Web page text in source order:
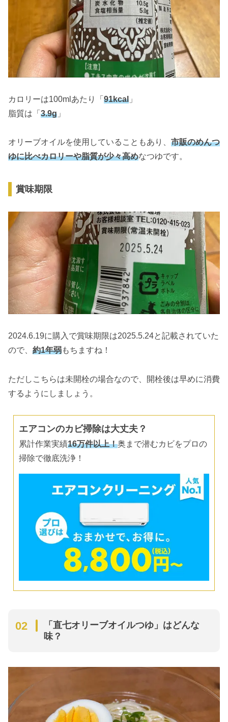
カロリーは100mlあたり「 91kcal 」
脂質は「 3.9g 」
オリーブオイルを使用していることもあり、 市販のめんつ
ゆに比べカロリーや脂質が少々高めなつゆです。
賞味期限
2024.6.19に購入で賞味期限は2025.5.24と記載されていた
ので、 約1年弱もちますね！
ただしこちらは未開栓の場合なので、開栓後は早めに消費
するようにしましょう。
エアコンのカビ掃除は大丈夫？
累計作業実績16万件以上！奥まで潜むカビをプロの
掃除で徹底洗浄！
「直七オリーブオイルつゆ」はどんな
味？